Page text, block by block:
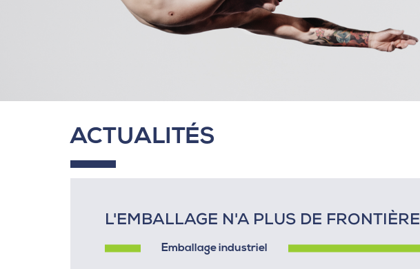
ACTUALITÉS
L'EMBALLAGE N'A PLUS DE FRONTIÈRE
Emballage industriel